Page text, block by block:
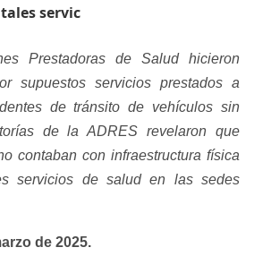
servic
Prestadoras de Salud hicieron
supuestos servicios prestados a
de tránsito de vehículos sin
de la ADRES revelaron que
contaban con infraestructura física
servicios de salud en las sedes
de 2025.